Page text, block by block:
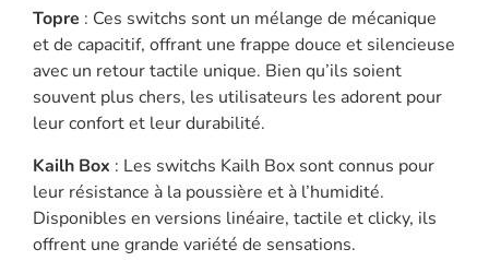
Topre : Ces switchs sont un mélange de mécanique
et de capacitif, offrant une frappe douce et silencieuse
avec un retour tactile unique. Bien qu’ils soient
souvent plus chers, les utilisateurs les adorent pour
leur confort et leur durabilité.
Kailh Box : Les switchs Kailh Box sont connus pour
leur résistance à la poussière et à l’humidité.
Disponibles en versions linéaire, tactile et clicky, ils
offrent une grande variété de sensations.